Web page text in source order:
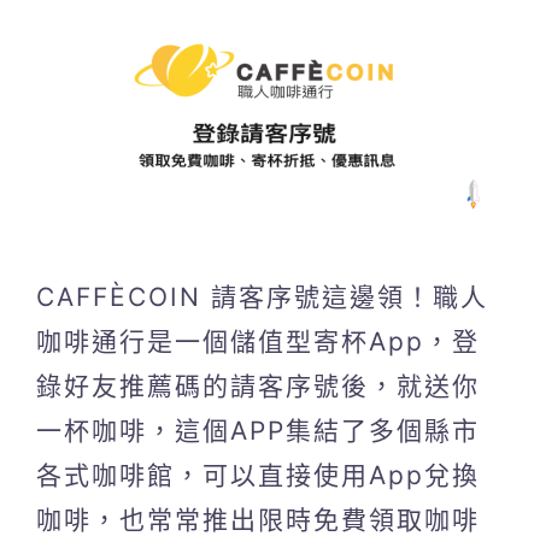
CAFFÈCOIN 請客序號這邊領！職人
咖啡通行是一個儲值型寄杯App，登
錄好友推薦碼的請客序號後，就送你
一杯咖啡，這個APP集結了多個縣市
各式咖啡館，可以直接使用App兌換
咖啡，也常常推出限時免費領取咖啡